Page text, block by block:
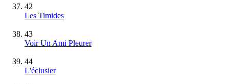
42
Les Timides
43
Voir Un Ami Pleurer
44
L'éclusier